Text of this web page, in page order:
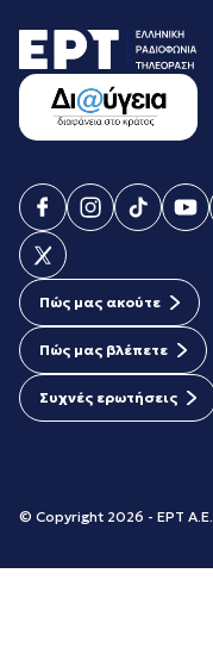
Πώς μας ακούτε
Πώς μας βλέπετε
Συχνές ερωτήσεις
© Copyright 2026 - ΕΡΤ Α.Ε.